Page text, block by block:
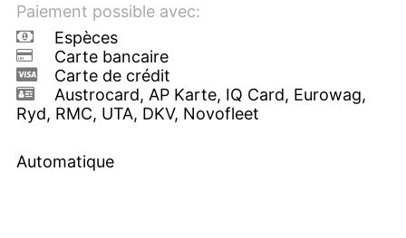
Paiement possible avec:
Espèces
Carte bancaire
Carte de crédit
Austrocard, AP Karte, IQ Card, Eurowag,
Ryd, RMC, UTA, DKV, Novofleet
Automatique